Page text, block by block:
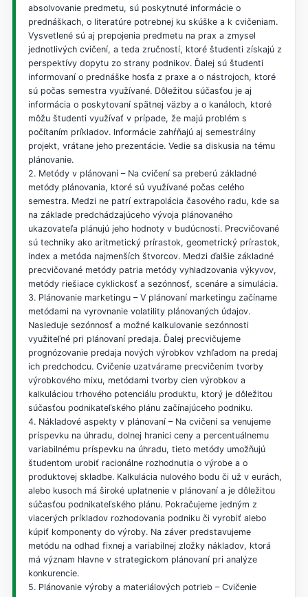
absolvovanie predmetu, sú poskytnuté informácie o
prednáškach, o literatúre potrebnej ku skúške a k cvičeniam.
Vysvetlené sú aj prepojenia predmetu na prax a zmysel
jednotlivých cvičení, a teda zručností, ktoré študenti získajú z
perspektívy dopytu zo strany podnikov. Ďalej sú študenti
informovaní o prednáške hosťa z praxe a o nástrojoch, ktoré
sú počas semestra využívané. Dôležitou súčasťou je aj
informácia o poskytovaní spätnej väzby a o kanáloch, ktoré
môžu študenti využívať v prípade, že majú problém s
počítaním príkladov. Informácie zahŕňajú aj semestrálny
projekt, vrátane jeho prezentácie. Vedie sa diskusia na tému
plánovanie.
2. Metódy v plánovaní – Na cvičení sa preberú základné
metódy plánovania, ktoré sú využívané počas celého
semestra. Medzi ne patrí extrapolácia časového radu, kde sa
na základe predchádzajúceho vývoja plánovaného
ukazovateľa plánujú jeho hodnoty v budúcnosti. Precvičované
sú techniky ako aritmetický prírastok, geometrický prírastok,
index a metóda najmenších štvorcov. Medzi ďalšie základné
precvičované metódy patria metódy vyhladzovania výkyvov,
metódy riešiace cyklickosť a sezónnosť, scenáre a simulácia.
3. Plánovanie marketingu – V plánovaní marketingu začíname
metódami na vyrovnanie volatility plánovaných údajov.
Nasleduje sezónnosť a možné kalkulovanie sezónnosti
využiteľné pri plánovaní predaja. Ďalej precvičujeme
prognózovanie predaja nových výrobkov vzhľadom na predaj
ich predchodcu. Cvičenie uzatvárame precvičením tvorby
výrobkového mixu, metódami tvorby cien výrobkov a
kalkuláciou trhového potenciálu produktu, ktorý je dôležitou
súčasťou podnikateľského plánu začínajúceho podniku.
4. Nákladové aspekty v plánovaní – Na cvičení sa venujeme
príspevku na úhradu, dolnej hranici ceny a percentuálnemu
variabilnému príspevku na úhradu, tieto metódy umožňujú
študentom urobiť racionálne rozhodnutia o výrobe a o
produktovej skladbe. Kalkulácia nulového bodu či už v eurách,
alebo kusoch má široké uplatnenie v plánovaní a je dôležitou
súčasťou podnikateľského plánu. Pokračujeme jedným z
viacerých príkladov rozhodovania podniku či vyrobiť alebo
kúpiť komponenty do výroby. Na záver predstavujeme
metódu na odhad fixnej a variabilnej zložky nákladov, ktorá
má význam hlavne v strategickom plánovaní pri analýze
konkurencie.
5. Plánovanie výroby a materiálových potrieb – Cvičenie